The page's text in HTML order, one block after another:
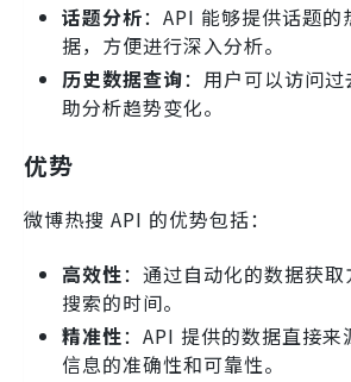
话题分析：API 能够提供话题
据，方便进行深入分析。
历史数据查询：用户可以访问
助分析趋势变化。
优势
微博热搜 API 的优势包括：
高效性：通过自动化的数据获
搜索的时间。
精准性：API 提供的数据直接来
信息的准确性和可靠性。